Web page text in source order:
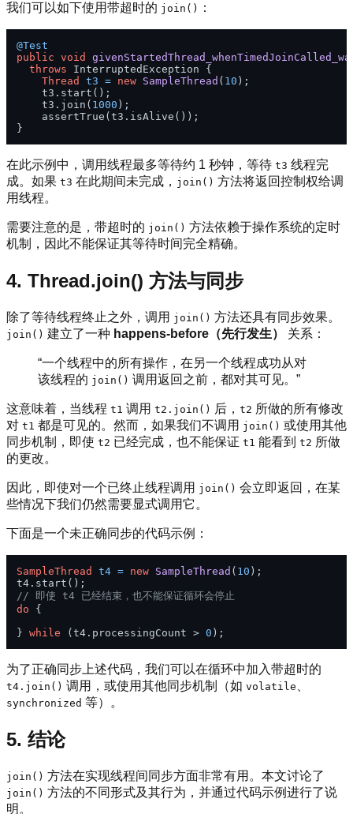
我们可以如下使用带超时的 join() ：
@Test
public void
throws InterruptedException {
Thread
t3 = new SampleThread ( 10 );
    t3.start();
    t3.join(
1000 );
    assertTrue(t3.isAlive());
在此示例中，调用线程最多等待约 1 秒钟，等待 t3 线程完
成。如果 t3 在此期间未完成， join() 方法将返回控制权给调
用线程。
需要注意的是，带超时的 join() 方法依赖于操作系统的定时
机制，因此不能保证其等待时间完全精确。
4. Thread.join() 方法与同步
除了等待线程终止之外，调用 join() 方法还具有同步效果。
join() 建立了一种 happens-before（先行发生） 关系：
“一个线程中的所有操作，在另一个线程成功从对
该线程的 join() 调用返回之前，都对其可见。”
这意味着，当线程 t1 调用 t2.join() 后， t2 所做的所有修改
对 t1 都是可见的。然而，如果我们不调用 join() 或使用其他
同步机制，即使 t2 已经完成，也不能保证 t1 能看到 t2 所做
的更改。
因此，即使对一个已终止线程调用 join() 会立即返回，在某
些情况下我们仍然需要显式调用它。
下面是一个未正确同步的代码示例：
SampleThread t4 = new SampleThread ( 10 );
// 即使 t4 已经结束，也不能保证循环会停止
do {
} while (t4.processingCount > 0
为了正确同步上述代码，我们可以在循环中加入带超时的
t4.join() 调用，或使用其他同步机制（如 volatile
synchronized 等）。
5. 结论
join() 方法在实现线程间同步方面非常有用。本文讨论了
join() 方法的不同形式及其行为，并通过代码示例进行了说
明。